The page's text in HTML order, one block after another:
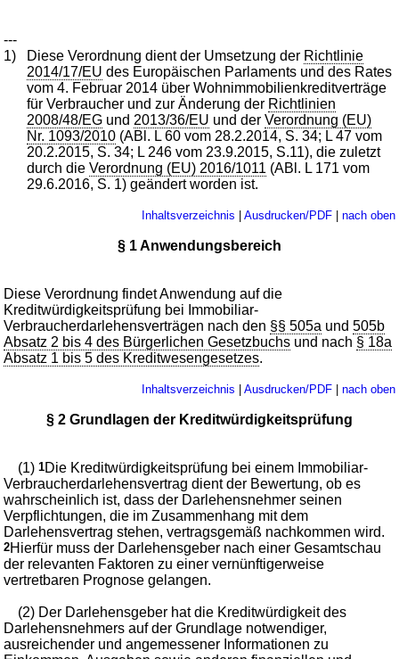
---
1)
Diese Verordnung dient der Umsetzung der Richtlinie
2014/17/EU des Europäischen Parlaments und des Rates
vom 4. Februar 2014 über Wohnimmobilienkreditverträge
für Verbraucher und zur Änderung der Richtlinien
2008/48/EG und 2013/36/EU und derVerordnung (EU)
Nr. 1093/2010 (ABl. L 60 vom 28.2.2014, S. 34; L 47 vom
20.2.2015, S. 34; L 246 vom 23.9.2015, S.11), die zuletzt
durch dieVerordnung (EU) 2016/1011 (ABl. L 171 vom
29.6.2016, S. 1) geändert worden ist.
Inhaltsverzeichnis | Ausdrucken/PDF| nach oben
§ 1 Anwendungsbereich
Diese Verordnung findet Anwendung auf die
Kreditwürdigkeitsprüfung bei Immobiliar-
Verbraucherdarlehensverträgen nach den §§ 505a und505b
Absatz 2 bis 4 des Bürgerlichen Gesetzbuchs und nach § 18a
Absatz 1 bis 5 des Kreditwesengesetzes.
Inhaltsverzeichnis | Ausdrucken/PDF| nach oben
§ 2 Grundlagen der Kreditwürdigkeitsprüfung
(1)1Die Kreditwürdigkeitsprüfung bei einem Immobiliar-
Verbraucherdarlehensvertrag dient der Bewertung, ob es
wahrscheinlich ist, dass der Darlehensnehmer seinen
Verpflichtungen, die im Zusammenhang mit dem
Darlehensvertrag stehen, vertragsgemäß nachkommen wird.
2Hierfür muss der Darlehensgeber nach einer Gesamtschau
der relevanten Faktoren zu einer vernünftigerweise
vertretbaren Prognose gelangen.
(2) Der Darlehensgeber hat die Kreditwürdigkeit des
Darlehensnehmers auf der Grundlage notwendiger,
ausreichender und angemessener Informationen zu